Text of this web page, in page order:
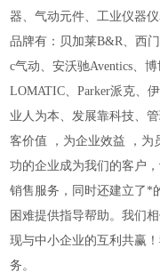
器、气动元件、工业仪器
品牌有：贝加莱B&R、西
c气动、安沃驰Aventics、
LOMATIC、Parker派克、
业人为本、发展靠科技、
客价值 ，为企业效益 ，为
功的企业成为我们的客户
销售服务，同时还建立了*
困难提供指导帮助。我们
现与中小企业的互利共赢
务。